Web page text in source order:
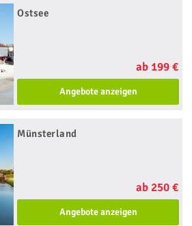
Ostsee
ab 199 €
Angebote anzeigen
Münsterland
ab 250 €
Angebote anzeigen